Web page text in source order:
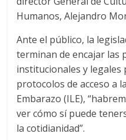
Humanos, Alejandro
Ante el público, la
terminan de encajar las
institucionales y
protocolos de acceso a
Embarazo (ILE),
ver cómo sí puede
la cotidianidad”.